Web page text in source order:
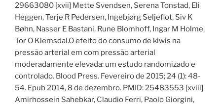
29663080 [xvii] Mette Svendsen, Serena Tonstad, Eli
Heggen, Terje R Pedersen, Ingebjørg Seljeflot, Siv K
Bøhn, Nasser E Bastani, Rune Blomhoff, Ingar M Holme,
Tor O Klemsdal.O efeito do consumo de kiwis na
pressão arterial em com pressão arterial
moderadamente elevada: um estudo randomizado e
controlado. Blood Press. Fevereiro de 2015; 24 (1): 48-
54. Epub 2014, 8 de dezembro. PMID: 25483553 [xviii]
Amirhossein Sahebkar, Claudio Ferri, Paolo Giorgini,